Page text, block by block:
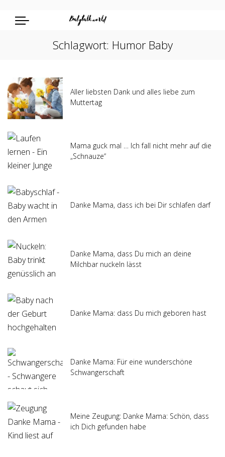
Schlagwort: Humor Baby
Aller liebsten Dank und alles liebe zum
Muttertag
Mama guck mal … Ich fall nicht mehr auf die
„Schnauze“
Danke Mama, dass ich bei Dir schlafen darf
Danke Mama, dass Du mich an deine
Milchbar nuckeln lässt
Danke Mama: dass Du mich geboren hast
Danke Mama: Für eine wunderschöne
Schwangerschaft
Meine Zeugung: Danke Mama: Schön, dass
ich Dich gefunden habe